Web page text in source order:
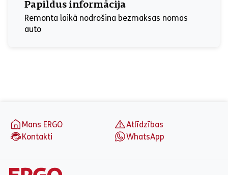
Papildus informācija
Remonta laikā nodrošina bezmaksas nomas
auto
Mans ERGO
Atlīdzības
Kontakti
WhatsApp